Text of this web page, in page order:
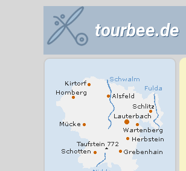
tourbee.de